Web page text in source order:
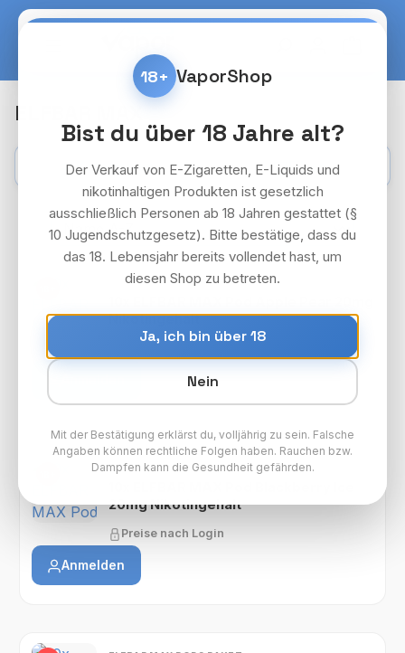
Zum Hauptinhalt springen
ELFBAR MAX
Kategorien Filter
ELFBAR MAX PODS PAKET
Nikotingehalt
Preise nach Login
ELFBAR MAX PODS PAKET
20mg Nikotingehalt
Preise nach Login
Anmelden
18+ VaporShop
Bist du über 18 Jahre alt?
Der Verkauf von E-Zigaretten, E-Liquids und
nikotinhaltigen Produkten ist gesetzlich
ausschließlich Personen ab 18 Jahren gestattet (§
10 Jugendschutzgesetz). Bitte bestätige, dass du
das 18. Lebensjahr bereits vollendet hast, um
diesen Shop zu betreten.
Ja, ich bin über 18
Nein
Mit der Bestätigung erklärst du, volljährig zu sein. Falsche
Angaben können rechtliche Folgen haben. Rauchen bzw.
Dampfen kann die Gesundheit gefährden.